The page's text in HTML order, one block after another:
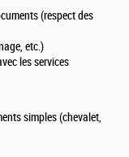
(respect des
etc.)
les services
simples (chevalet,